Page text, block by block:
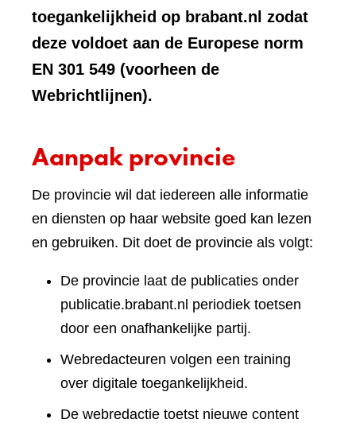
toegankelijkheid op brabant.nl zodat
deze voldoet aan de Europese norm
EN 301 549 (voorheen de
Webrichtlijnen).
Aanpak provincie
De provincie wil dat iedereen alle informatie
en diensten op haar website goed kan lezen
en gebruiken. Dit doet de provincie als volgt:
De provincie laat de publicaties onder
publicatie.brabant.nl periodiek toetsen
door een onafhankelijke partij.
Webredacteuren volgen een training
over digitale toegankelijkheid.
De webredactie toetst nieuwe content